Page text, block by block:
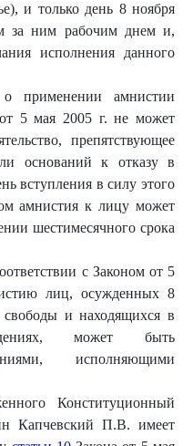
и только день 8 ноября
за ним рабочим днем и,
исполнения данного
о применении амнистии
5 мая 2005 г. не может
препятствующее
оснований к отказу в
вступления в силу этого
амнистия к лицу может
шестимесячного срока
с Законом от 5
лиц, осужденных 8
и находящихся в
может быть
исполняющими
Конституционный
Капчевский П.В. имеет